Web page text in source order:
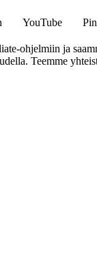
YouTube
ohjelmiin ja
Teemme